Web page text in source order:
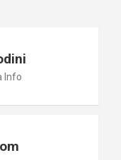
Info